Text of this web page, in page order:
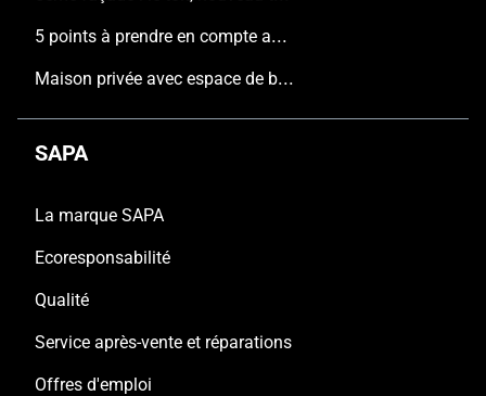
5 points à prendre en compte avant de construire une nouvelle maison
Maison privée avec espace de bureau, Pajottenland
SAPA
La marque SAPA
Ecoresponsabilité
Qualité
Service après-vente et réparations
Offres d'emploi